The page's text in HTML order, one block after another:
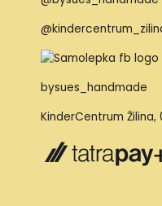
bysues_handmade
KinderCentrum Žilina,